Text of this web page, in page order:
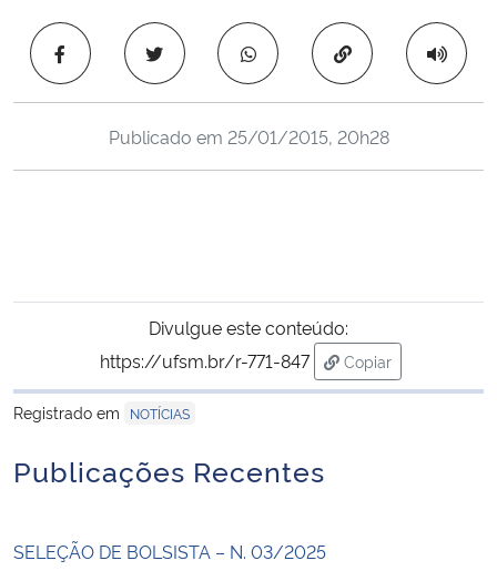
Ministério da Cidadania
Ministério da Saúde
Ministério de Minas e Energia
Secretaria-Geral
Copiar para área
Publicado em 25/01/2015, 20h28
Divulgue este conteúdo:
https://ufsm.br/r-771-847
Copiar
para área de
Registrado em
NOTÍCIAS
Publicações Recentes
SELEÇÃO DE BOLSISTA – N. 03/2025